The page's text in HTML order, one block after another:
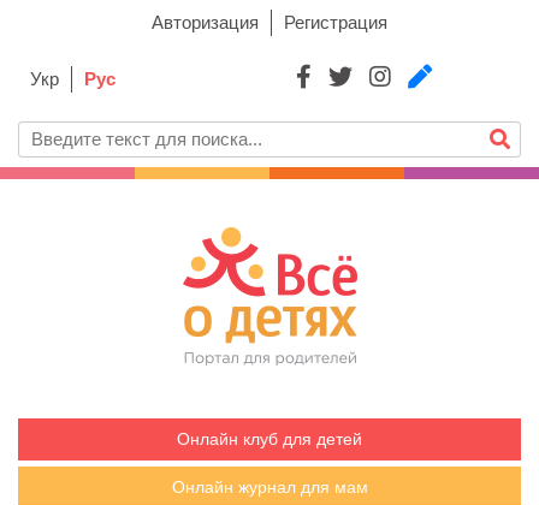
Авторизация Регистрация
Укр Рус
Онлайн клуб для детей
Онлайн журнал для мам